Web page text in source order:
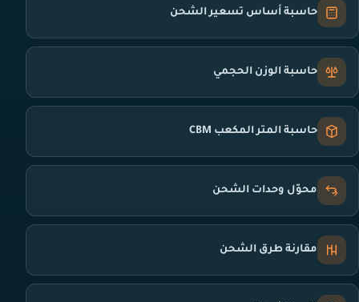
حاسبة أساس تسعير الشحن
حاسبة الوزن الحجمي
حاسبة المتر المكعب CBM
محوّل وحدات الشحن
مقارنة طرق الشحن